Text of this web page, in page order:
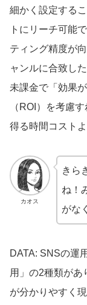
細かく設定する
トにリーチ可能
ティング精度が
ャンルに合致し
未課金で「効果
（ROI）を考慮
得る時間コスト
カオス
きら
ね！
がな
DATA: SNSの運
用」の2種類があ
が分かりやすく